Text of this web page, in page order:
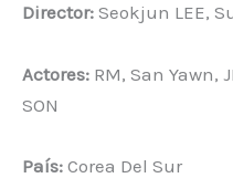
Director: Seokjun LEE,
Actores: RM, San Yawn,
SON
País: Corea Del Sur